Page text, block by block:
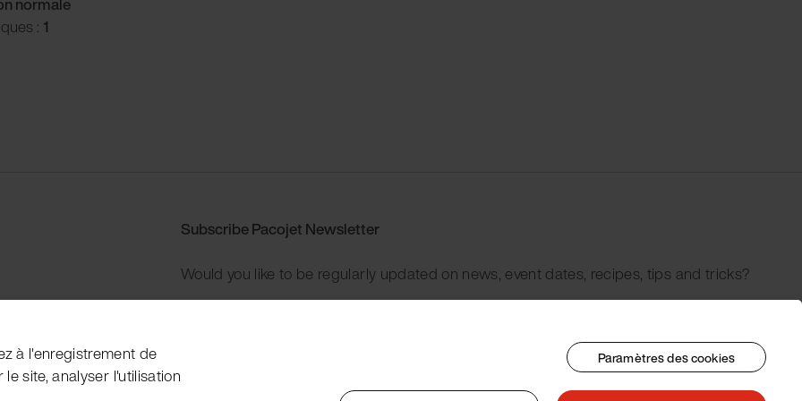
: 1
Subscribe Pacojet Newsletter
Would you like to be regularly updated on news, event dates, recipes, tips and tricks?
à l'enregistrement de
site, analyser l'utilisation
Paramètres des cookies